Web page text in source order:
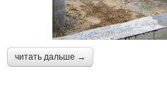
читать дальше →